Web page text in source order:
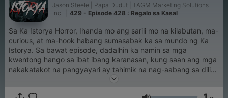
Jason Steele | Papa Dudut | TAGM Marketing Solutions
Inc.
429 - Episode 428 : Regalo sa Kasal
Sa Ka Istorya Horror, Ihanda mo ang sarili mo na kilabutan, ma-
curious, at ma-hook habang sumasabak ka sa mundo ng Ka
Istorya. Sa bawat episode, dadalhin ka namin sa mga
kwentong hango sa ibat ibang karanasan, kung saan ang mga
nakakatakot na pangyayari ay tahimik na nag-aabang sa dilim.
Narrated by Jason Steele and produced by Papa Dudut. For